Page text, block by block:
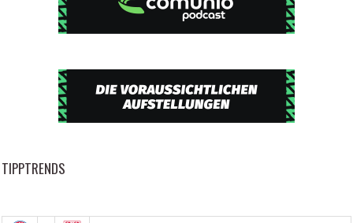
TIPPTRENDS